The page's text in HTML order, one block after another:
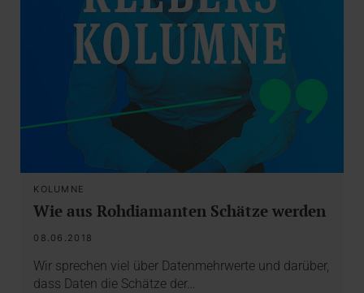
KOLUMNE
Wie aus Rohdiamanten Schätze werden
08.06.2018
Wir sprechen viel über Datenmehrwerte und darüber,
dass Daten die Schätze der…